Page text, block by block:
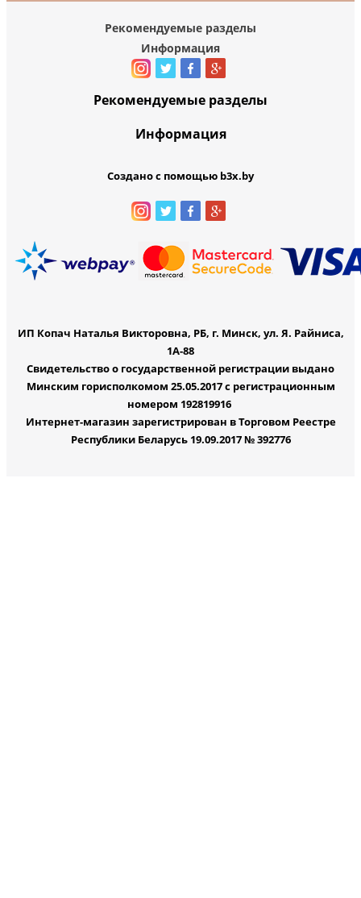
Рекомендуемые разделы
Информация
Рекомендуемые разделы
Информация
Создано с помощью b3x.by
ИП Копач Наталья Викторовна, РБ, г. Минск, ул. Я. Райниса,
1А-88
Свидетельство о государственной регистрации выдано
Минским горисполкомом 25.05.2017 с регистрационным
номером 192819916
Интернет-магазин зарегистрирован в Торговом Реестре
Республики Беларусь 19.09.2017 № 392776